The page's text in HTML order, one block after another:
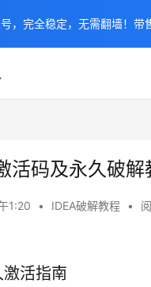
码及永久破解
1:20 • IDEA破解教程 •
活指南
，完全稳定，无需翻墙！带